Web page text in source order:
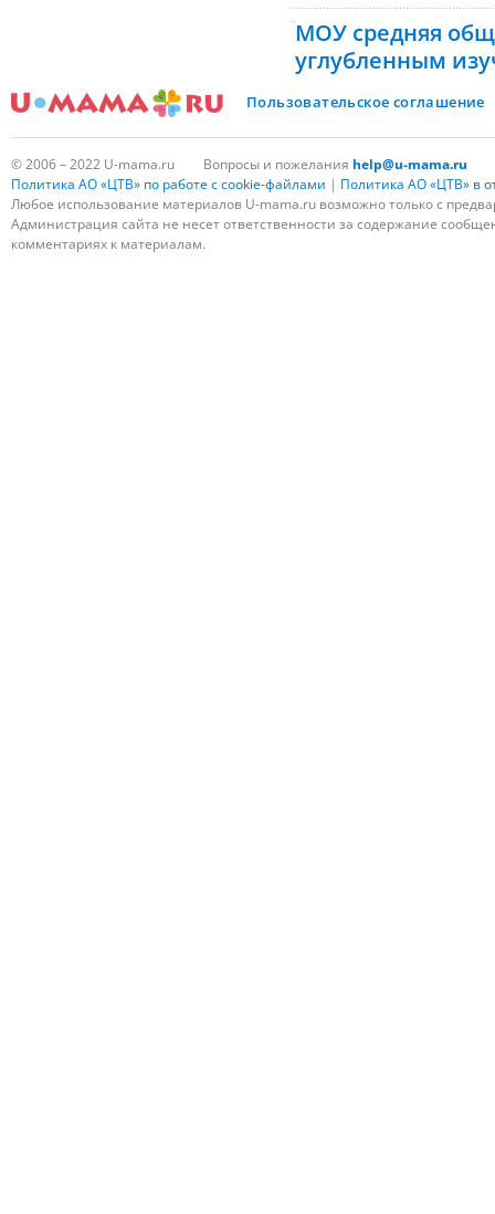
МОУ средняя
углубленным
Пользовательское соглашение
© 2006 – 2022 U-mama.ru Вопросы и пожелания help@u-mama.ru
Политика АО «ЦТВ» по работе с cookie-файлами | Политика АО «ЦТВ» в
Любое использование материалов U-mama.ru возможно только с
Администрация сайта не несет ответственности за содержание
комментариях к материалам.